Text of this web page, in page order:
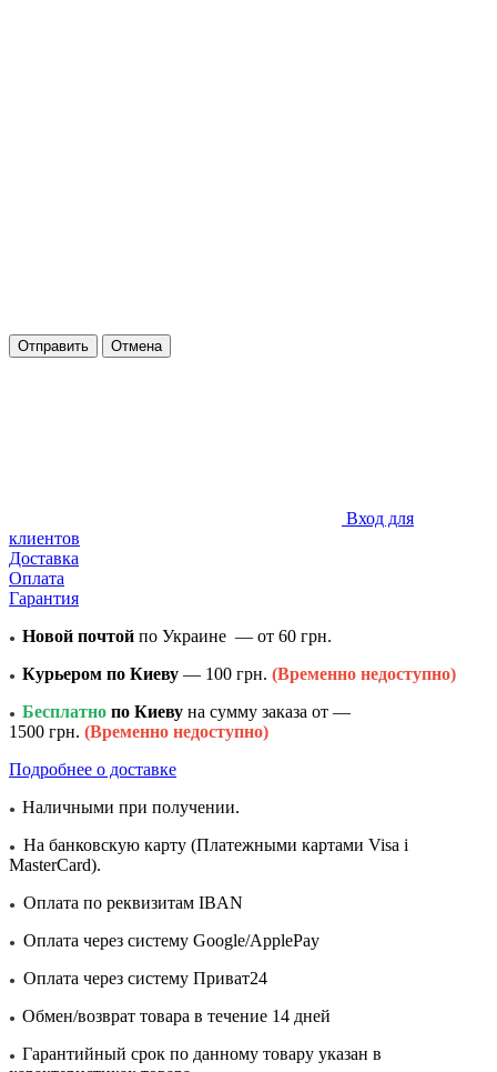
Отправить Отмена
Вход для
клиентов
Доставка
Оплата
Гарантия
● Новой почтой по Украине — от 60 грн.
● Курьером по Киеву — 100 грн. (Временно недоступно)
● Бесплатно по Киеву на сумму заказа от —
1500 грн. (Временно недоступно)
Подробнее о доставке
● Наличными при получении.
●
На банковскую карту (Платежными картами Visa і
MasterCard).
● Оплата по реквизитам IBAN
● Оплата через систему Google/ApplePay
● Оплата через систему Приват24
● Обмен/возврат товара в течение 14 дней
● Гарантийный срок по данному товару указан в